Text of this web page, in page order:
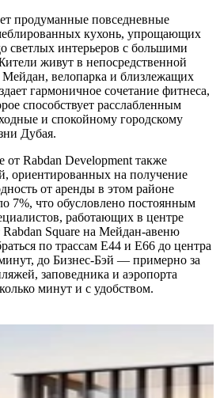
продуманные повседневные
кухонь, упрощающих
светлых интерьеров с большими
живут в непосредственной
велопарка и близлежащих
гармоничное сочетание фитнеса,
способствует расслабленным
и спокойному городскому
Дубая.
от Rabdan Development также
ориентированных на получение
от аренды в этом районе
7%, что обусловлено постоянным
работающих в центре
Square на Мейдан-авеню
по трассам E44 и E66 до центра
до Бизнес-Бэй — примерно за
заповедника и аэропорта
минут и с удобством.